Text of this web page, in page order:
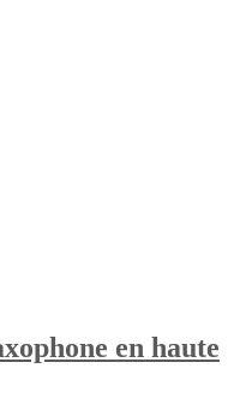
en haute